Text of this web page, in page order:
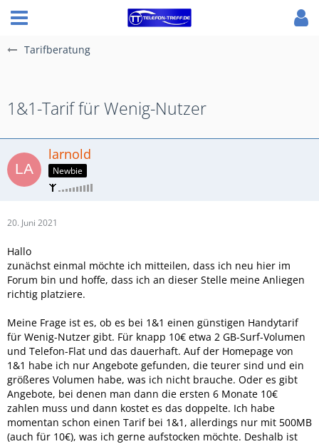
Tarifberatung
1&1-Tarif für Wenig-Nutzer
larnold
Newbie
20. Juni 2021
Hallo
zunächst einmal möchte ich mitteilen, dass ich neu hier im
Forum bin und hoffe, dass ich an dieser Stelle meine Anliegen
richtig platziere.
Meine Frage ist es, ob es bei 1&1 einen günstigen Handytarif
für Wenig-Nutzer gibt. Für knapp 10€ etwa 2 GB-Surf-Volumen
und Telefon-Flat und das dauerhaft. Auf der Homepage von
1&1 habe ich nur Angebote gefunden, die teurer sind und ein
größeres Volumen habe, was ich nicht brauche. Oder es gibt
Angebote, bei denen man dann die ersten 6 Monate 10€
zahlen muss und dann kostet es das doppelte. Ich habe
momentan schon einen Tarif bei 1&1, allerdings nur mit 500MB
(auch für 10€), was ich gerne aufstocken möchte. Deshalb ist